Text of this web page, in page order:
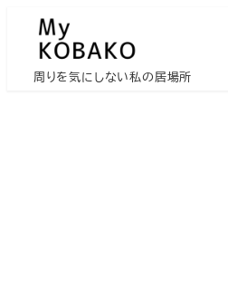
周りを気にしない私の居場所